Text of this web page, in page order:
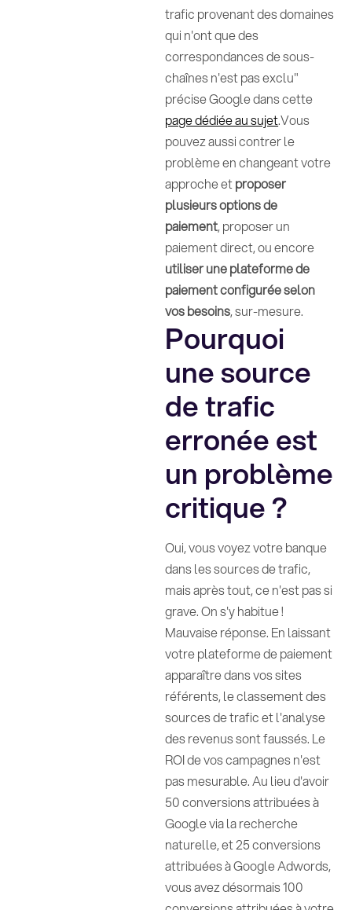
trafic provenant des domaines
qui n'ont que des
correspondances de sous-
chaînes n'est pas exclu"
précise Google dans cette
page dédiée au sujet.Vous
pouvez aussi contrer le
problème en changeant votre
approche etproposer
plusieurs options de
paiement, proposer un
paiement direct, ou encore
utiliser une plateforme de
paiement configurée selon
vos besoins, sur-mesure.
Pourquoi
une source
de trafic
erronée est
un problème
critique ?
Oui, vous voyez votre banque
dans les sources de trafic,
mais après tout, ce n'est pas si
grave. On s'y habitue !
Mauvaise réponse. En laissant
votre plateforme de paiement
apparaître dans vos sites
référents, le classement des
sources de trafic et l'analyse
des revenus sont faussés. Le
ROI de vos campagnes n'est
pas mesurable. Au lieu d'avoir
50 conversions attribuées à
Google via la recherche
naturelle, et 25 conversions
attribuées à Google Adwords,
vous avez désormais 100